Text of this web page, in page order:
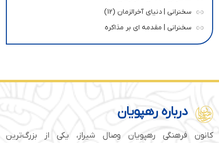
سخنرانی | دنیای آخرالزمان (12)
سخنرانی | مقدمه ای بر مذاکره
درباره رهپویان
کانون فرهنگی رهپویان وصال شیراز، یکی از بزرگ‌ترین